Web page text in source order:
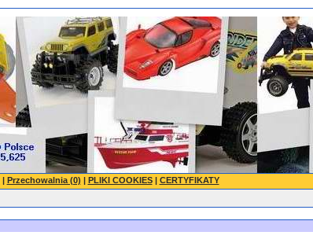
| Przechowalnia (0) | PLIKI COOKIES| CERTYFIKATY